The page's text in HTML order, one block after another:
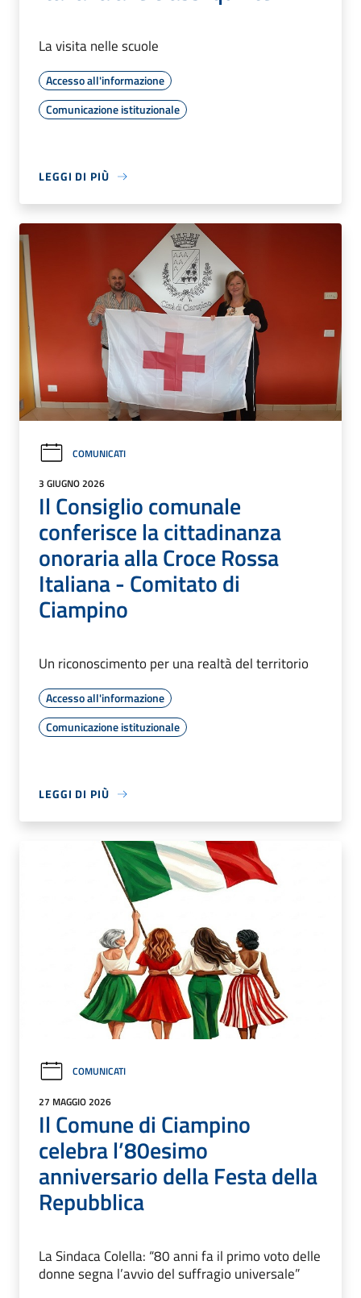
La visita nelle scuole
Accesso all'informazione
Comunicazione istituzionale
LEGGI DI PIÙ
COMUNICATI
3 GIUGNO 2026
Il Consiglio comunale
conferisce la cittadinanza
onoraria alla Croce Rossa
Italiana - Comitato di
Ciampino
Un riconoscimento per una realtà del territorio
Accesso all'informazione
Comunicazione istituzionale
LEGGI DI PIÙ
COMUNICATI
27 MAGGIO 2026
Il Comune di Ciampino
celebra l’80esimo
anniversario della Festa della
Repubblica
La Sindaca Colella: “80 anni fa il primo voto delle
donne segna l’avvio del suffragio universale”